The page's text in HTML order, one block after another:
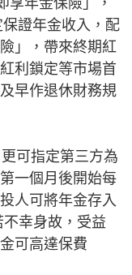
年金保險」，
證年金收入，配
」，帶來終期紅
利鎖定等市場首
早作退休財務規
可指定第三方為
一個月後開始每
人可將年金存入
幸身故，受益
可高達保費